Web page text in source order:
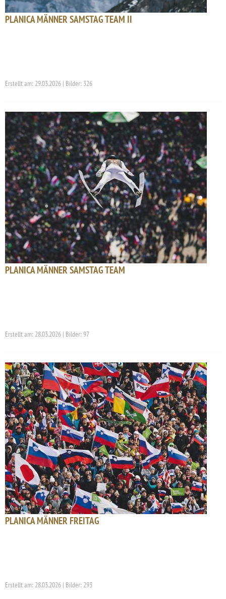
PLANICA MÄNNER SAMSTAG TEAM II
Erstellt am: 29.03.2026 | Bilder: 326
PLANICA MÄNNER SAMSTAG TEAM
Erstellt am: 28.03.2026 | Bilder: 97
PLANICA MÄNNER FREITAG
Erstellt am: 28.03.2026 | Bilder: 293